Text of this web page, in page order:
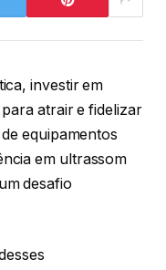
investir em
atrair e fidelizar
equipamentos
em ultrassom
desafio